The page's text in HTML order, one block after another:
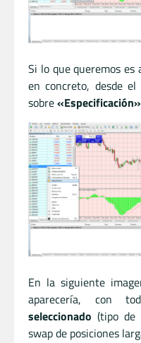
Si lo que queremos es
en concreto, desde
sobre«Especificación»
En la siguiente
aparecería, con
seleccionado (tipo de
swap de posiciones